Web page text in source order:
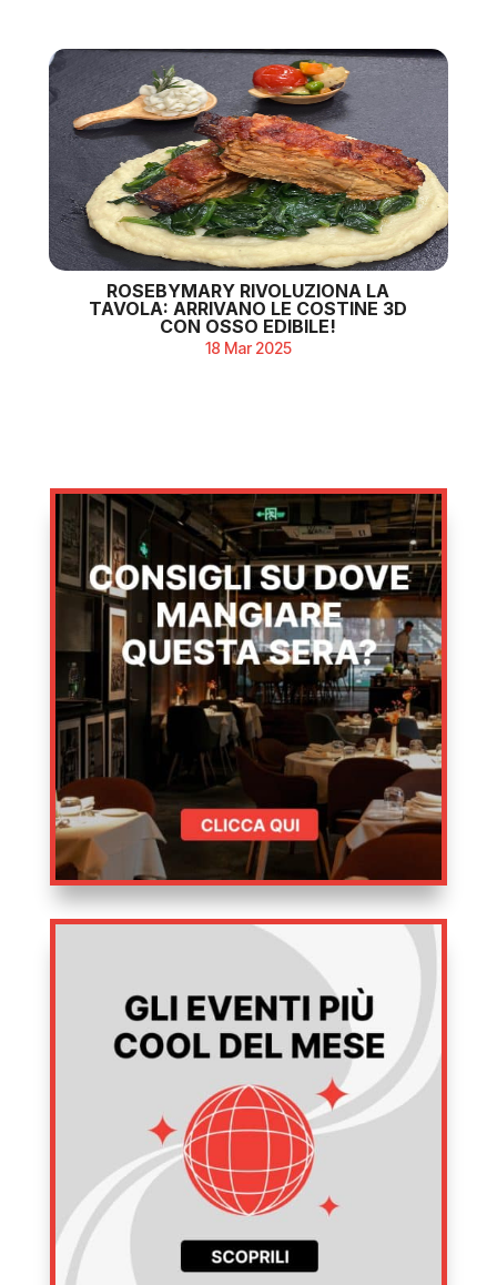
ROSEBYMARY RIVOLUZIONA LA
TAVOLA: ARRIVANO LE COSTINE 3D
CON OSSO EDIBILE!
18 Mar 2025